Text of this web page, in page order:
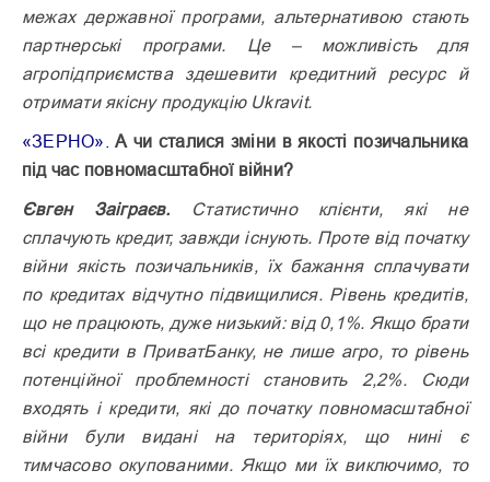
межах державної програми, альтернативою стають
партнерські програми. Це – можливість для
агропідприємства здешевити кредитний ресурс й
отримати якісну продукцію Ukravit.
«ЗЕРНО».
А чи сталися зміни в якості позичальника
під час повномасштабної війни?
Євген Заіграєв. Статистично клієнти, які не
сплачують кредит, завжди існують. Проте від початку
війни якість позичальників, їх бажання сплачувати
по кредитах відчутно підвищилися. Рівень кредитів,
що не працюють, дуже низький: від 0,1%. Якщо брати
всі кредити в ПриватБанку, не лише агро, то рівень
потенційної проблемності становить 2,2%. Сюди
входять і кредити, які до початку повномасштабної
війни були видані на територіях, що нині є
тимчасово окупованими. Якщо ми їх виключимо, то